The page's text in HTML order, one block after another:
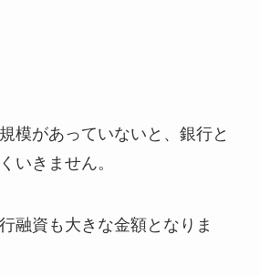
模があっていないと、銀行と
いきません。
融資も大きな金額となりま